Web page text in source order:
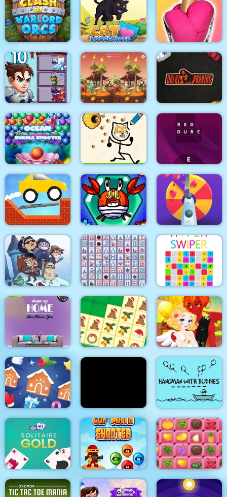
Beautiful Little Bat
Escape
Brick Breaker Hidden Birds
Clash of Warlord
Orcs
Cat Lovescapes Drop & Squish
Hero Tower Wars Hidden Lands Valet Parking
Ocean Bubble
Shooter
Protect My Dog Wording
Draw Car Road Crab & Fish Color Pop 3D
Troll Face Quest:
Mahjong Connect
Deluxe
Hyper Swiper
My Home Design
Dreams
11 Kisses
Jewel Christmas
Mania
Ice Breaker
Hangman With
Buddies